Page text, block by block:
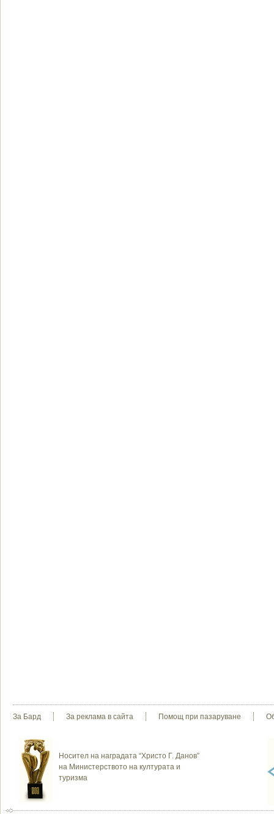
За Бард За реклама в сайта Помощ при пазаруване
Носител на наградата “Христо Г. Данов”
на Министерството на културата и
туризма